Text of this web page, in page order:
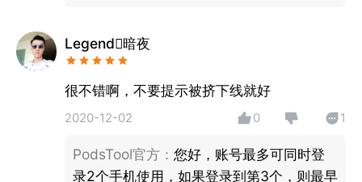
Legend暗夜
很不错啊，不要提示被挤下线就好
2020-12-02 0 1
PodsTool官方： 您好，账号最多可同时登
录2个手机使用，如果登录到第3个，则最早